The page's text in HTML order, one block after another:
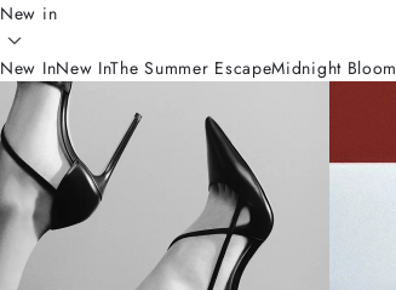
New in
New InNew InThe Summer EscapeMidnight Bloom